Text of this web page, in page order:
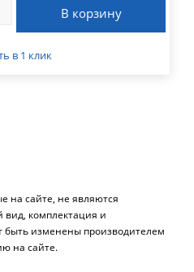
В корзину
в 1 клик
на сайте, не являются
комплектация и
быть изменены производителем
на сайте.